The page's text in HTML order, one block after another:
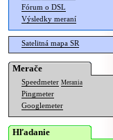
Fórum o DSL
Výsledky meraní
Satelitná mapa SR
Merače
Speedmeter Merania
Pingmeter
Googlemeter
Hľadanie